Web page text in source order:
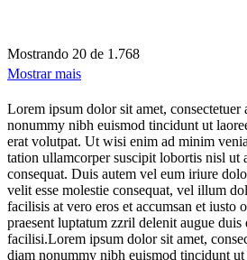
Mostrando 20 de 1.768
Mostrar mais
Lorem ipsum dolor sit amet, consectetuer
nonummy nibh euismod tincidunt ut
erat volutpat. Ut wisi enim ad minim
tation ullamcorper suscipit lobortis nisl ut
consequat. Duis autem vel eum iriure
velit esse molestie consequat, vel illum
facilisis at vero eros et accumsan et iusto
praesent luptatum zzril delenit augue
facilisi.Lorem ipsum dolor sit amet,
diam nonummy nibh euismod tincidunt ut